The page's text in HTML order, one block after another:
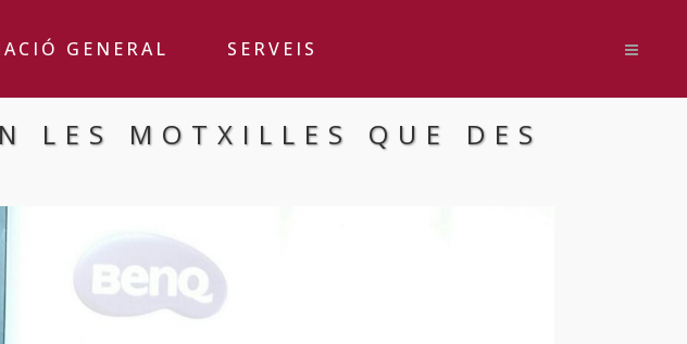
GENERAL SERVEIS
LES MOTXILLES QUE DES